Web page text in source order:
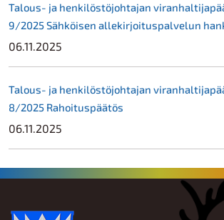
Talous- ja henkilöstöjohtajan
9/2025 Sähköisen allekirjoituspalvelun
06.11.2025
Talous- ja henkilöstöjohtajan
8/2025 Rahoituspäätös
06.11.2025